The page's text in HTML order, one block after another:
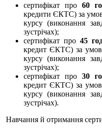
сертифікат про 60
кредити ЄКТС) за
курсу (виконання
зустрічах);
сертифікат про 45
кредит ЄКТС) за
курсу (виконання
зустрічах);
сертифікат про 30
кредит ЄКТС) за
курсу (виконання
зустрічах).
Навчання й отримання